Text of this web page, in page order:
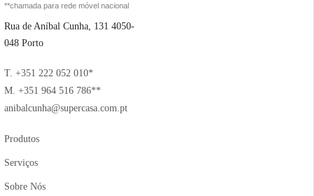
**chamada para rede móvel nacional
Rua de Aníbal Cunha, 131 4050-
048 Porto
T. +351 222 052 010*
M. +351 964 516 786**
anibalcunha@supercasa.com.pt
Produtos
Serviços
Sobre Nós